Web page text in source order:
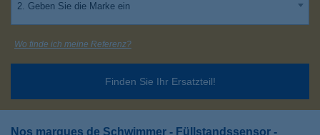
2. Geben Sie die Marke ein
Finden Sie Ihr Ersatzteil!
Wo finde ich meine Referenz?
Nos marques de Schwimmer - Füllstandssensor -